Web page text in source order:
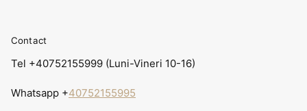
Contact
Tel +40752155999 (Luni-Vineri 10-16)
Whatsapp +40752155995